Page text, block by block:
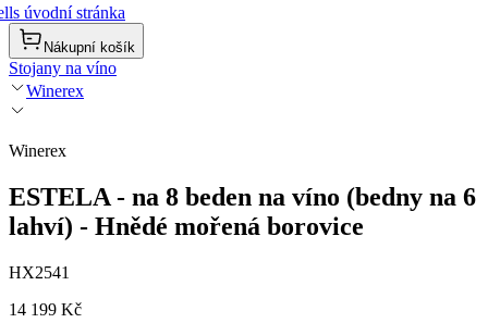
úvodní stránka
Nákupní košík
Stojany na víno
Winerex
Winerex
ESTELA - na 8 beden na víno (bedny na 6
lahví) - Hnědé mořená borovice
HX2541
14 199 Kč